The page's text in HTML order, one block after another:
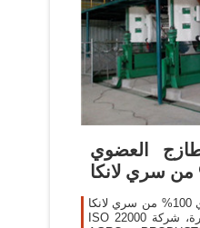
العضوي
زيت جوز الهند الطازج العضوي 100% من سري لانكا-
ISO 22000 مصنع معتمد صورة، شركة: NATURE'S